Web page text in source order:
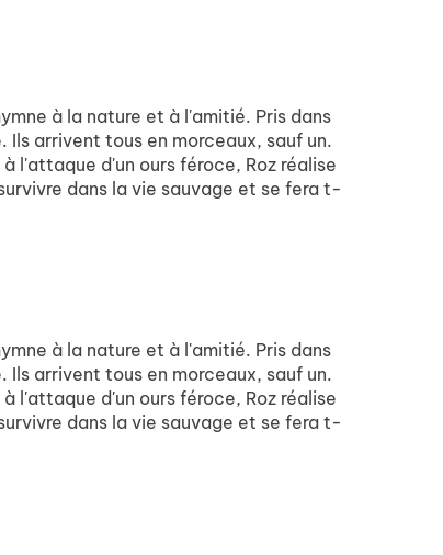
à la nature et à l'amitié. Pris dans
arrivent tous en morceaux, sauf un.
l'attaque d'un ours féroce, Roz réalise
dans la vie sauvage et se fera t-
à la nature et à l'amitié. Pris dans
arrivent tous en morceaux, sauf un.
l'attaque d'un ours féroce, Roz réalise
dans la vie sauvage et se fera t-